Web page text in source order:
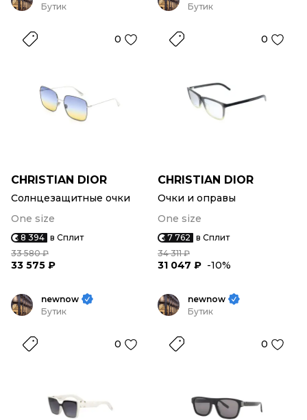
Бутик
0
CHRISTIAN DIOR
Солнцезащитные очки
One size
8 394 в Сплит
33 580 ₽
33 575 ₽
Бутик
0
CHRISTIAN DIOR
Очки и оправы
One size
7 762 в Сплит
34 311 ₽
31 047 ₽ -10%
newnow
Бутик
0
newnow
Бутик
0